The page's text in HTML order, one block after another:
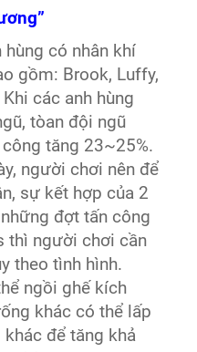
có nhân khí
gồm: Brook, Luffy,
các anh hùng
tòan đội ngũ
tăng 23~25%.
người chơi nên để
sự kết hợp của 2
đợt tấn công
thì người chơi cần
theo tình hình.
ngồi ghế kích
khác có thể lấp
khác để tăng khả